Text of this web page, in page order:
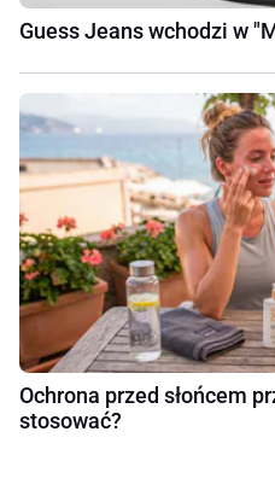
Guess Jeans wchodzi w
Ochrona przed słońcem
stosować?